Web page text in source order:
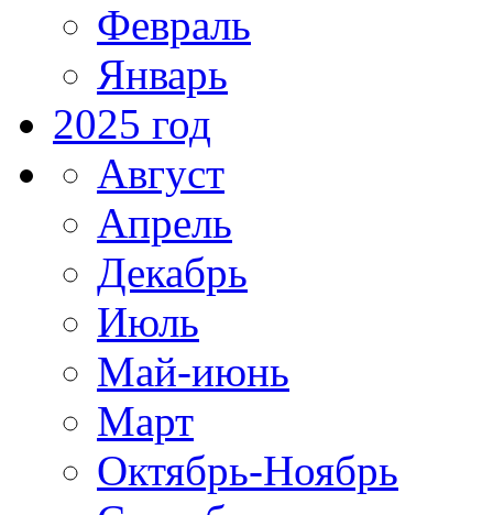
Февраль
Январь
2025 год
Август
Апрель
Декабрь
Июль
Май-июнь
Март
Октябрь-Ноябрь